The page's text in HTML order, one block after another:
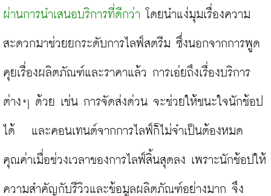
ผ่านการนำเสนอบริการที่ดีกว่า โดยนำแง่มุมเรื่องความ
สะดวกมาช่วยยกระดับการไลฟ์สตรีม ซึ่งนอกจากการพูด
คุยเรื่องผลิตภัณฑ์และราคาแล้ว การเอ่ยถึงเรื่องบริการ
ต่างๆ ด้วย เช่น การจัดส่งด่วน จะช่วยให้ชนะใจนักช้อป
ได้   และคอนเทนต์จากการไลฟ์ก็ไม่จำเป็นต้องหมด
คุณค่าเมื่อช่วงเวลาของการไลฟ์สิ้นสุดลง เพราะนักช้อปให้
ความสำคัญกับรีวิวและข้อมูลผลิตภัณฑ์อย่างมาก จึง